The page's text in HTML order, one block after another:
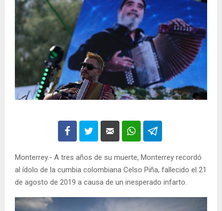
Monterrey.- A tres años de su muerte, Monterrey recordó
al ídolo de la cumbia colombiana Celso Piña, fallecido el 21
de agosto de 2019 a causa de un inesperado infarto.